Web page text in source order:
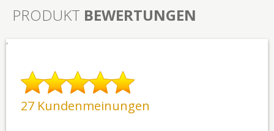
PRODUKT BEWERTUNGEN
'
27 Kundenmeinungen